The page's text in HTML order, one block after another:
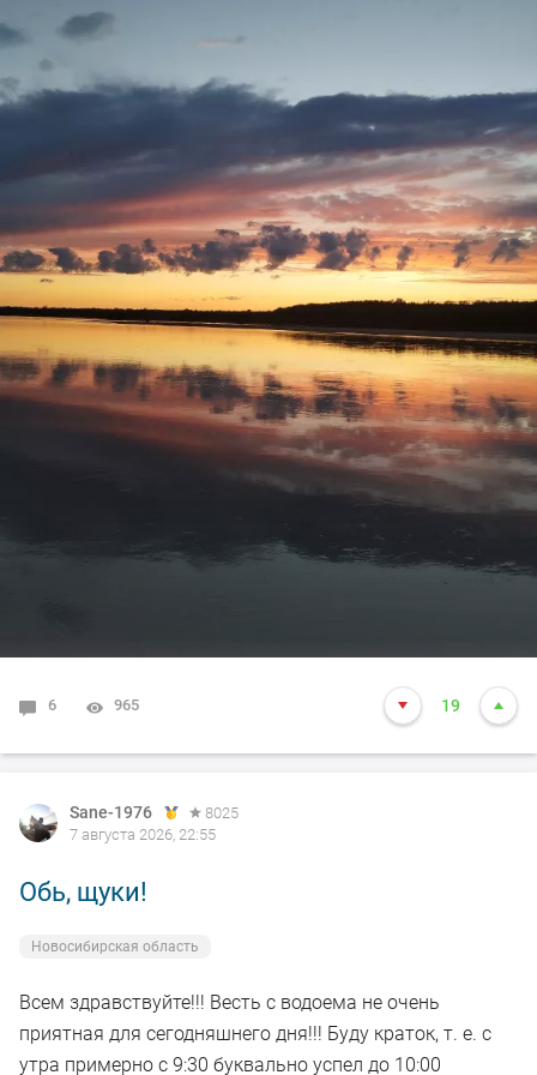
насладился,рыбу поймал,закат был волшебный!
Ну а вам Друзья желаю НХНЧ и чтобы от рыболовного
процесса вы получали только приятные впечатления!
С уважением Шнивовод!🤝
6 965 19
Sane-1976
8025
7 августа 2026, 22:55
Обь, щуки!
Новосибирская область
Всем здравствуйте!!! Весть с водоема не очень
приятная для сегодняшнего дня!!! Буду краток, т. е. с
утра примерно с 9:30 буквально успел до 10:00